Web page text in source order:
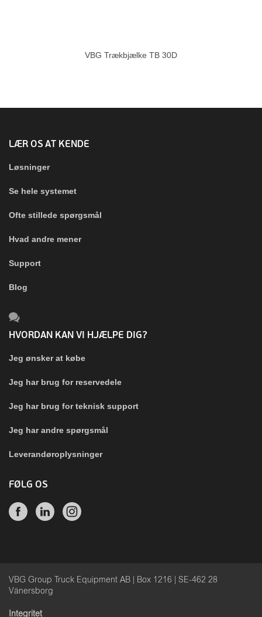
VBG Trækbjælke TB 30D
LÆR OS AT KENDE
Løsninger
Se hele systemet
Ofte stillede spørgsmål
Hvad andre mener
Support
Blog
HVORDAN KAN VI HJÆLPE DIG?
Jeg ønsker at købe
Jeg har brug for reservedele
Jeg har brug for teknisk support
Jeg har andre spørgsmål
Leverandøroplysninger
FØLG OS
VBG Group Truck Equipment AB | Box 1216 | SE-462 28
Vänersborg
Integritet